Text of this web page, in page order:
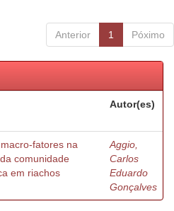
Anterior 1 Póximo
Autor(es)
fatores na
comunidade
em riachos
Aggio,
Carlos
Eduardo
Gonçalves